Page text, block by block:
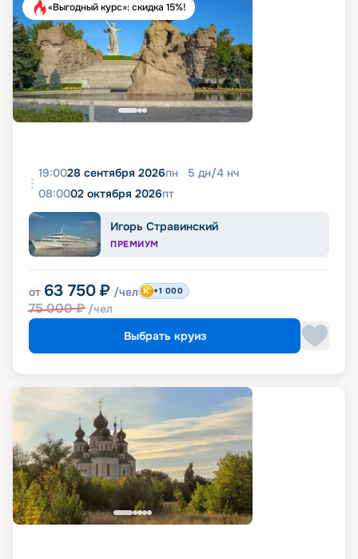
«Выгодный курс»: скидка 15%!
19:0028 сентября 2026пн 5 дн/4 нч
08:0002 октября 2026пт
Игорь Стравинский
ПРЕМИУМ
от 63 750 ₽ /чел
75 000₽ /чел
+1 000
Выбрать круиз